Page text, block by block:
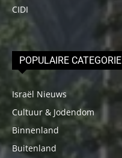
CIDI
POPULAIRE CATEGORIE
Israël Nieuws
Cultuur & Jodendom
Binnenland
Buitenland